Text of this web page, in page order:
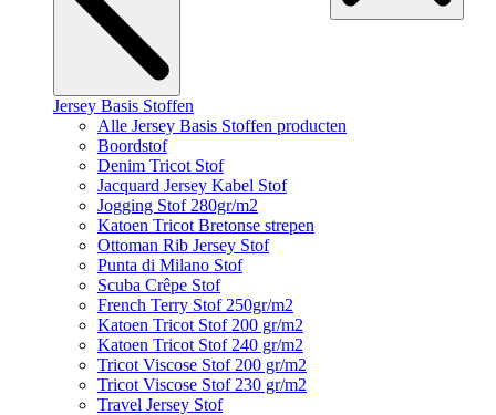
Jersey Basis Stoffen
Alle Jersey Basis Stoffen producten
Boordstof
Denim Tricot Stof
Jacquard Jersey Kabel Stof
Jogging Stof 280gr/m2
Katoen Tricot Bretonse strepen
Ottoman Rib Jersey Stof
Punta di Milano Stof
Scuba Crêpe Stof
French Terry Stof 250gr/m2
Katoen Tricot Stof 200 gr/m2
Katoen Tricot Stof 240 gr/m2
Tricot Viscose Stof 200 gr/m2
Tricot Viscose Stof 230 gr/m2
Travel Jersey Stof